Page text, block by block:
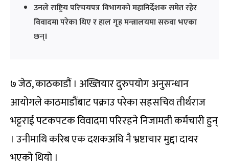
उनले राष्ट्रिय परिचयपत्र विभागको महानिर्देशक समेत रहेर
विवादमा परेका थिए र हाल गृह मन्त्रालयमा सरुवा भएका
छन्।
७ जेठ, काठकाडौं । अख्तियार दुरुपयोग अनुसन्धान
आयोगले काठमाडौंबाट पक्राउ परेका सहसचिव तीर्थराज
भट्टराई पटकपटक विवादमा परिरहने निजामती कर्मचारी हुन्
। उनीमाथि करिब एक दशकअघि नै भ्रष्टाचार मुद्दा दायर
भएको थियो ।